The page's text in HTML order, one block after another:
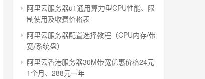
阿里云服务器u1通用算力型CPU性能、限
制使用及收费价格表
阿里云服务器配置选择教程（CPU内存/带
宽/系统盘）
阿里云香港服务器30M带宽优惠价格24元
1个月、288元一年